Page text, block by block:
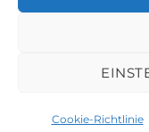
Cookie-Richtlinie